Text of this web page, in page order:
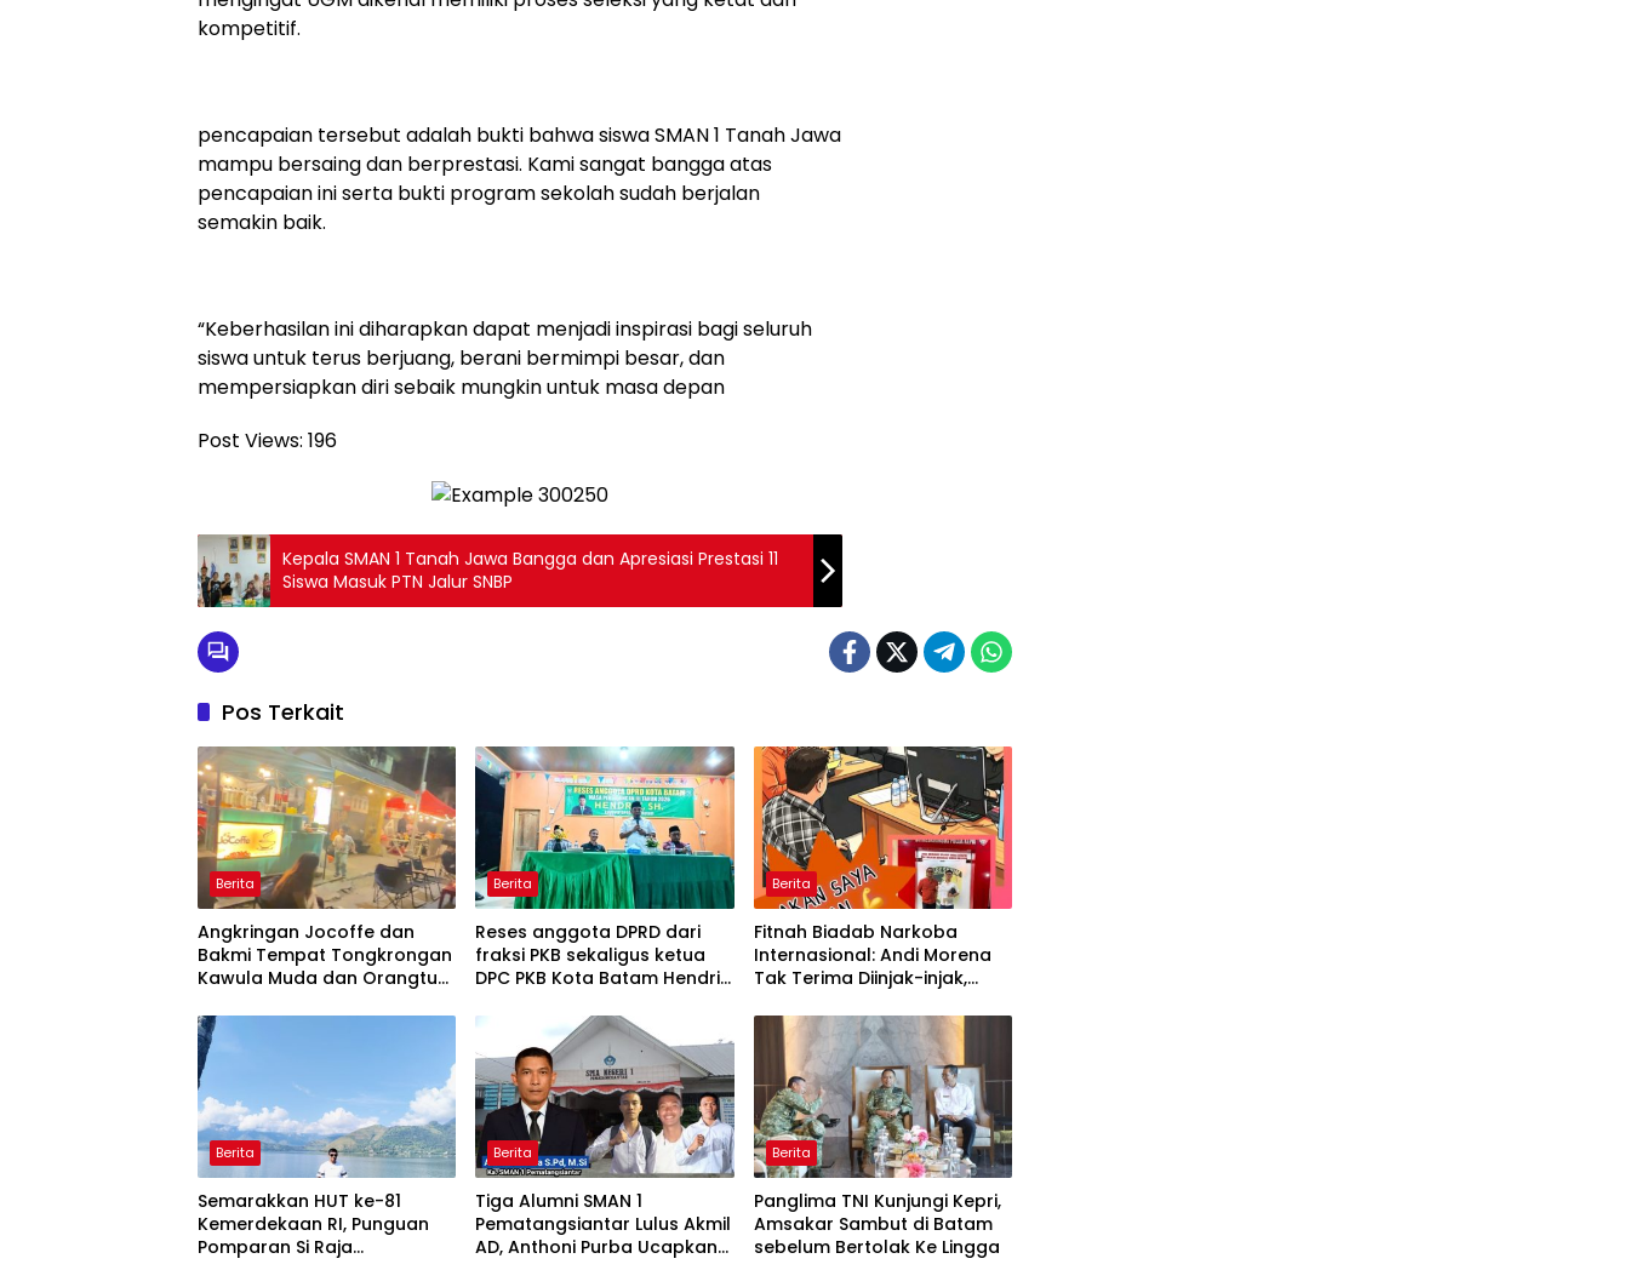
kompetitif.
pencapaian tersebut adalah bukti bahwa siswa SMAN 1 Tanah Jawa
mampu bersaing dan berprestasi. Kami sangat bangga atas
pencapaian ini serta bukti program sekolah sudah berjalan
semakin baik.
“Keberhasilan ini diharapkan dapat menjadi inspirasi bagi seluruh
siswa untuk terus berjuang, berani bermimpi besar, dan
mempersiapkan diri sebaik mungkin untuk masa depan
Post Views: 196
Kepala SMAN 1 Tanah Jawa Bangga dan Apresiasi Prestasi 11
Siswa Masuk PTN Jalur SNBP
Pos Terkait
Berita
Angkringan Jocoffe dan
Bakmi Tempat Tongkrongan
Kawula Muda dan Orangtua
Berita
Reses anggota DPRD dari
fraksi PKB sekaligus ketua
DPC PKB Kota Batam Hendrik
Patam Indah Minta Jalan,
Ambulans, dan Sarana
Olahraga
Berita
Fitnah Biadab Narkoba
Internasional: Andi Morena
Tak Terima Diinjak-injak,
Penyebar Hoaks ke Polda
Kepri!
Berita
Semarakkan HUT ke-81
Kemerdekaan RI, Punguan
Pomparan Si Raja
Berita
Tiga Alumni SMAN 1
Pematangsiantar Lulus Akmil
AD, Anthoni Purba Ucapkan
Berita
Panglima TNI Kunjungi Kepri,
Amsakar Sambut di Batam
sebelum Bertolak Ke Lingga